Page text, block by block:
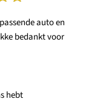
auto en
bedankt voor
hebt